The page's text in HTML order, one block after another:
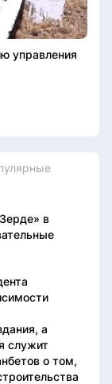
управления
в
а
служит
о том,